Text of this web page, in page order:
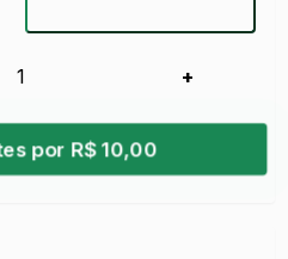
+
por R$ 10,00